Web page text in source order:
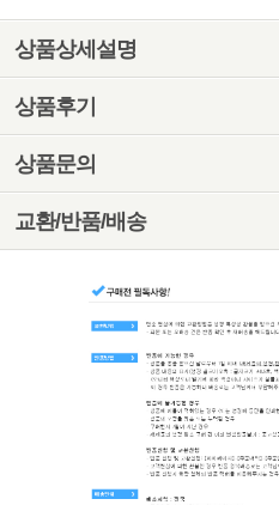
상품상세설명
상품후기
상품문의
교환/반품/배송